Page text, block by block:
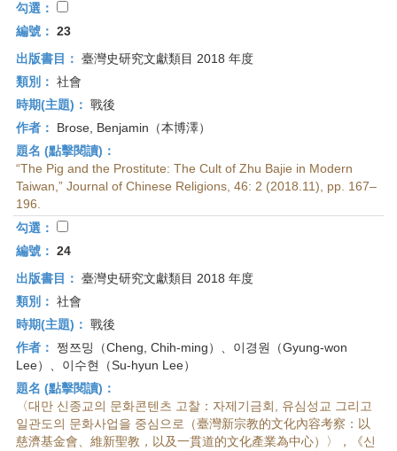
勾選：
編號： 23
出版書目： 臺灣史研究文獻類目 2018 年度
類別： 社會
時期(主題)： 戰後
作者：
Brose, Benjamin（本博澤）
題名 (點擊閱讀)：
“The Pig and the Prostitute: The Cult of Zhu Bajie in Modern
Taiwan,” Journal of Chinese Religions, 46: 2 (2018.11), pp. 167–
196.
勾選：
編號： 24
出版書目： 臺灣史研究文獻類目 2018 年度
類別： 社會
時期(主題)： 戰後
作者：
쩡쯔밍（Cheng, Chih-ming）、이경원（Gyung-won
Lee）、이수현（Su-hyun Lee）
題名 (點擊閱讀)：
〈대만 신종교의 문화콘텐츠 고찰：자제기금회, 유심성교 그리고
일관도의 문화사업을 중심으로（臺灣新宗教的文化內容考察：以
慈濟基金會、維新聖教，以及一貫道的文化產業為中心）〉，《신